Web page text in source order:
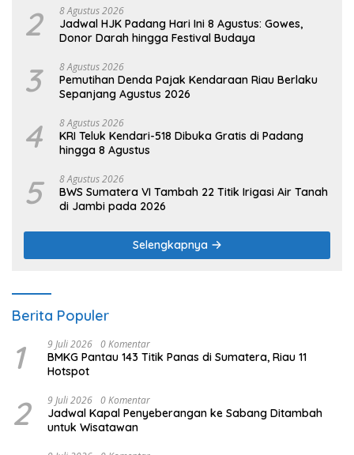
2 8 Agustus 2026
Jadwal HJK Padang Hari Ini 8 Agustus: Gowes,
Donor Darah hingga Festival Budaya
3 8 Agustus 2026
Pemutihan Denda Pajak Kendaraan Riau Berlaku
Sepanjang Agustus 2026
4 8 Agustus 2026
KRI Teluk Kendari-518 Dibuka Gratis di Padang
hingga 8 Agustus
5 8 Agustus 2026
BWS Sumatera VI Tambah 22 Titik Irigasi Air Tanah
di Jambi pada 2026
Selengkapnya
Berita Populer
1 9 Juli 2026 0 Komentar
BMKG Pantau 143 Titik Panas di Sumatera, Riau 11
Hotspot
2 9 Juli 2026 0 Komentar
Jadwal Kapal Penyeberangan ke Sabang Ditambah
untuk Wisatawan